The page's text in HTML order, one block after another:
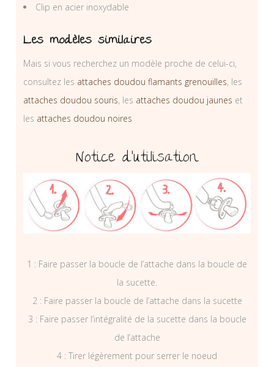
Clip en acier inoxydable
Les modèles similaires
Mais si vous recherchez un modèle proche de celui-ci,
consultez les attaches doudou flamants grenouilles, les
attaches doudou souris, les attaches doudou jaunes et
les attaches doudou noires
Notice d’utilisation
1 : Faire passer la boucle de l’attache dans la boucle de
la sucette.
2 : Faire passer la boucle de l’attache dans la sucette
3 : Faire passer l’intégralité de la sucette dans la boucle
de l’attache
4 : Tirer légèrement pour serrer le noeud